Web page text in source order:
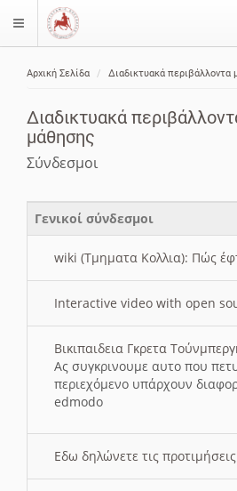
$langMenu
Αρχική Σελίδα Διαδικτυακά περιβάλλοντα
Διαδικτυακά
μάθησης
Σύνδεσμοι
Γενικοί σύνδεσμοι
wiki (Τμηματα Κολλια): Πώς
Interactive video with open
Βικιπαιδεια Γκρετα
Ας συγκρινουμε αυτο που
περιεχόμενο υπάρχουν
edmodo
Εδω δηλώνετε τις προτιμήσεις